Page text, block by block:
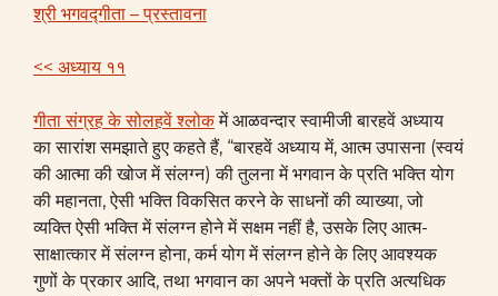
श्री भगवद्गीता – प्रस्तावना
<< अध्याय ११
गीता संग्रह के सोलहवें श्लोकमें आळवन्दार स्वामीजी बारहवें अध्याय
का सारांश समझाते हुए कहते हैं, “बारहवें अध्याय में, आत्म उपासना (स्वयं
की आत्मा की खोज में संलग्न) की तुलना में भगवान के प्रति भक्ति योग
की महानता, ऐसी भक्ति विकसित करने के साधनों की व्याख्या, जो
व्यक्ति ऐसी भक्ति में संलग्न होने में सक्षम नहीं है, उसके लिए आत्म-
साक्षात्कार में संलग्न होना, कर्म योग में संलग्न होने के लिए आवश्यक
गुणों के प्रकार आदि, तथा भगवान का अपने भक्तों के प्रति अत्यधिक